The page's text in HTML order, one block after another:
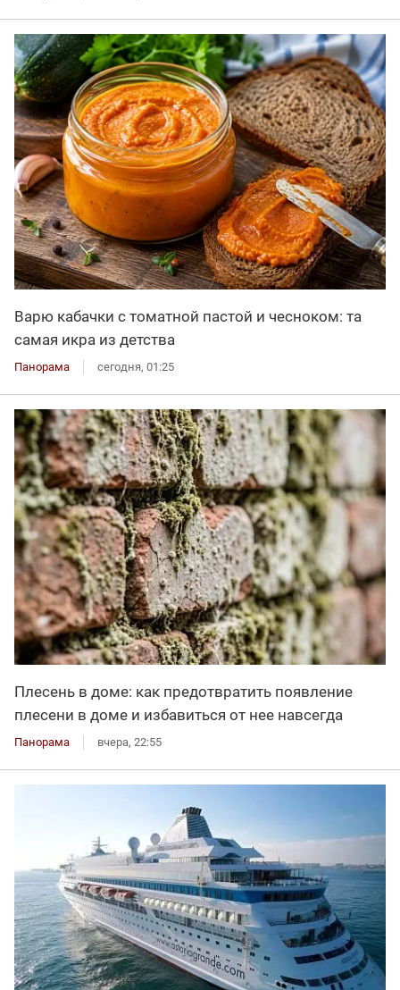
Варю кабачки с томатной пастой и чесноком: та
самая икра из детства
Панорама сегодня, 01:25
Плесень в доме: как предотвратить появление
плесени в доме и избавиться от нее навсегда
Панорама вчера, 22:55